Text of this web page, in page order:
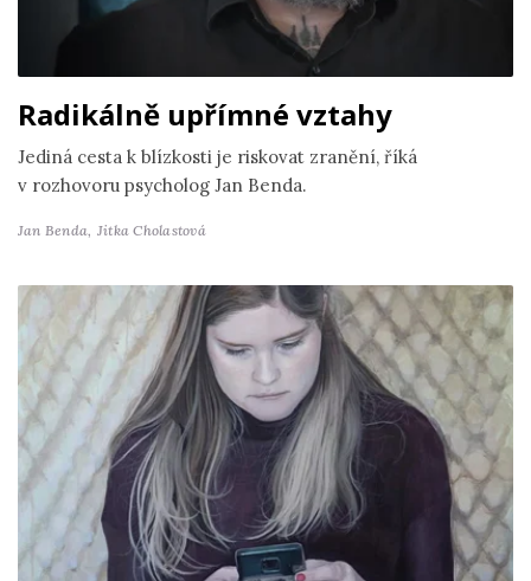
Radikálně upřímné vztahy
Jediná cesta k blízkosti je riskovat zranění, říká
v rozhovoru psycholog Jan Benda.
Jan Benda, Jitka Cholastová